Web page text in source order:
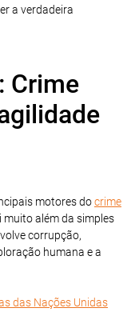
a verdadeira
Crime
motores docrime
além da simples
corrupção,
humana e a
das Nações Unidas